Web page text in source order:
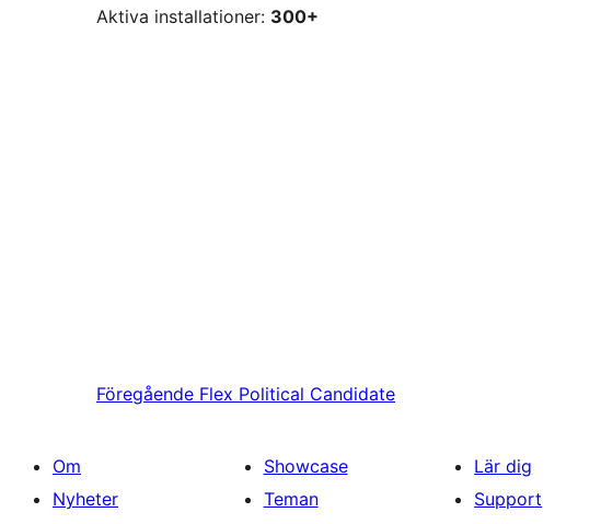
Aktiva installationer: 300+
Föregående Flex Political Candidate
Om
Nyheter
Showcase
Teman
Lär dig
Support